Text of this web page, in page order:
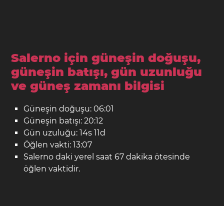
Salerno için güneşin doğuşu,
güneşin batışı, gün uzunluğu
ve güneş zamanı bilgisi
Güneşin doğuşu: 06:01
Güneşin batışı: 20:12
Gün uzuluğu: 14s 11d
Öğlen vakti: 13:07
Salerno daki yerel saat 67 dakika ötesinde
öğlen vaktidir.